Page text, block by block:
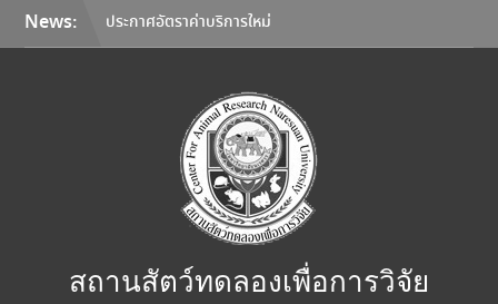
SkipNews:
ประกาศอัตราค่าบริการใหม่
สถานสัตว์ทดลองเพื่อการวิจัย
มหาวิทยาลัยนเรศวร จับมือ
Korea Institute of
Toxicology และมหาวิทยาลัย
เชียงใหม่ ลงนาม MOU ยก
ระดับการวิจัยทดสอบความ
ปลอดภัยระดับก่อนคลินิกสู่
การเลือกใช้อุปกรณ์คุ้มครอง
ความปลอดภัยส่วนบุคคล
สถานสัตว์ทดลองเพื่อการวิจัย